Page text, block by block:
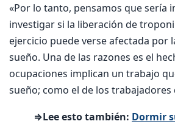
«Por lo tanto, pensamos que sería
investigar si la liberación de
ejercicio puede verse afectada por
sueño. Una de las razones es el
ocupaciones implican un trabajo
sueño; como el de los trabajadores
⇒Lee esto también: Dormir